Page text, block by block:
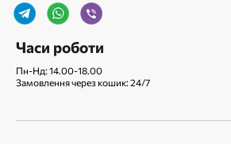
Часи роботи
Пн-Нд: 14.00-18.00
Замовлення через кошик: 24/7